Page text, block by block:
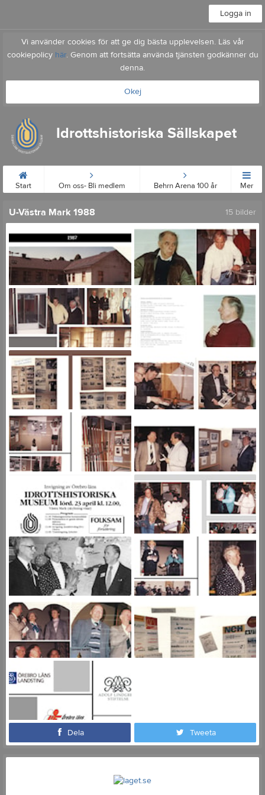
Logga in
Vi använder cookies för att ge dig bästa upplevelsen. Läs vår
cookiepolicy här. Genom att fortsätta använda tjänsten godkänner du
denna.
Okej
Idrottshistoriska Sällskapet
Start Om oss- Bli medlem Behrn Arena 100 år Mer
U-Västra Mark 1988 15 bilder
Dela Tweeta